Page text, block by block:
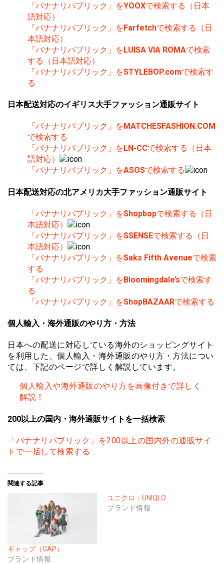
「バナナリパブリック」をYOOXで検索する（日本
語対応）
「バナナリパブリック」をFarfetchで検索する（日
本語対応）
「バナナリパブリック」をLUISA VIA ROMAで検索
する（日本語対応）
「バナナリパブリック」をSTYLEBOP.comで検索す
る
日本配送対応のイギリス大手ファッション通販サイト
「バナナリパブリック」を MATCHESFASHION.COM
で検索する
「バナナリパブリック」を LN-CCで検索する（日本
語対応）
「バナナリパブリック」をASOSで検索する
日本配送対応の北アメリカ大手ファッション通販サイト
「バナナリパブリック」をShopbopで検索する（日
本語対応）
「バナナリパブリック」をSSENSEで検索する（日
本語対応）
「バナナリパブリック」をSaks Fifth Avenueで検索
する
「バナナリパブリック」をBloomingdale’sで検索す
る
「バナナリパブリック」をShopBAZAARで検索する
個人輸入・海外通販のやり方・方法
日本への配送に対応している海外のショッピングサイト
を利用した、個人輸入・海外通販のやり方・方法につい
ては、下記のページで詳しく解説しています。
個人輸入や海外通販のやり方を画像付きで詳しく
解説！
200以上の国内・海外通販サイトを一括検索
「バナナリパブリック」を200以上の国内外の通販サイ
トで一括して検索する
関連する記事
ギャップ（GAP）
ブランド情報
ユニクロ：UNIQLO
ブランド情報